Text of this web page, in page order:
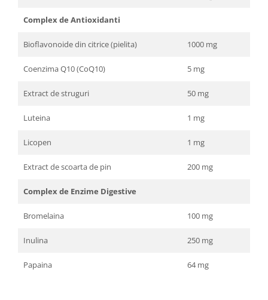
Complex de Antioxidanti
Bioflavonoide din citrice (pielita) 1000 mg
Coenzima Q10 (CoQ10) 5 mg
Extract de struguri 50 mg
Luteina 1 mg
Licopen 1 mg
Extract de scoarta de pin 200 mg
Complex de Enzime Digestive
Bromelaina 100 mg
Inulina 250 mg
Papaina 64 mg